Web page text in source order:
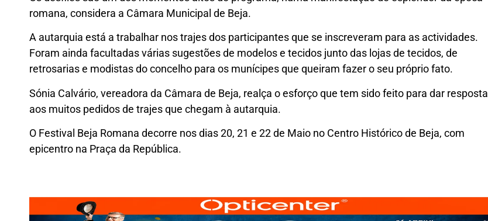
romana, considera a Câmara Municipal de Beja.
A autarquia está a trabalhar nos trajes dos participantes que se inscreveram para as actividades.
Foram ainda facultadas várias sugestões de modelos e tecidos junto das lojas de tecidos, de
retrosarias e modistas do concelho para os munícipes que queiram fazer o seu próprio fato.
Sónia Calvário, vereadora da Câmara de Beja, realça o esforço que tem sido feito para dar resposta
aos muitos pedidos de trajes que chegam à autarquia.
O Festival Beja Romana decorre nos dias 20, 21 e 22 de Maio no Centro Histórico de Beja, com
epicentro na Praça da República.